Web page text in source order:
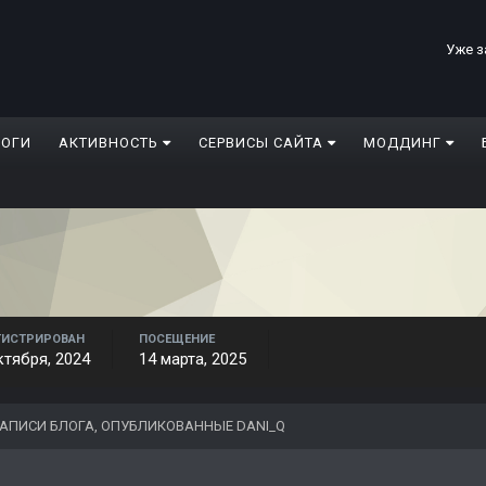
Уже
АКТИВНОСТЬ СЕРВИСЫ САЙТА МОДДИНГ
2024
ПОСЕЩЕНИЕ
14 марта, 2025
БЛОГА, ОПУБЛИКОВАННЫЕ DANI_Q